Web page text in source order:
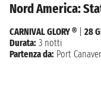
Nord America:
CARNIVAL GLORY ®
28
Durata: 3 notti
Partenza da: Port